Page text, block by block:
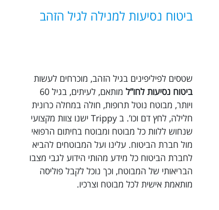
ביטוח נסיעות למנילה לגיל הזהב
שטסים לפיליפינים בגיל הזהב, מוכרחים לעשות
ביטוח נסיעות לחו”ל
מותאם, לעיתים, בגיל 60
ויותר, מבוטח נוטל תרופות, חולה במחלה כרונית
חלילה, לחץ דם וכו’. ב Trippy ישנו צוות מקצועי
שנחוש ללוות כל מבוטח ומבוטח בחיתום הרפואי
מול חברת הביטוח. עלינו ועל המבוטחים להביא
לחברת הביטוח כל מידע מהותי הידוע לגבי מצבו
הבריאותי של המבוטח, וכך נוכל לקבל פוליסה
מותאמת אישית לכל מבוטח וצרכיו.